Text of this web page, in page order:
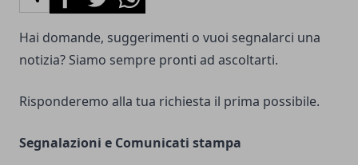
Hai domande, suggerimenti o vuoi segnalarci una
notizia? Siamo sempre pronti ad ascoltarti.
Risponderemo alla tua richiesta il prima possibile.
Segnalazioni e Comunicati stampa